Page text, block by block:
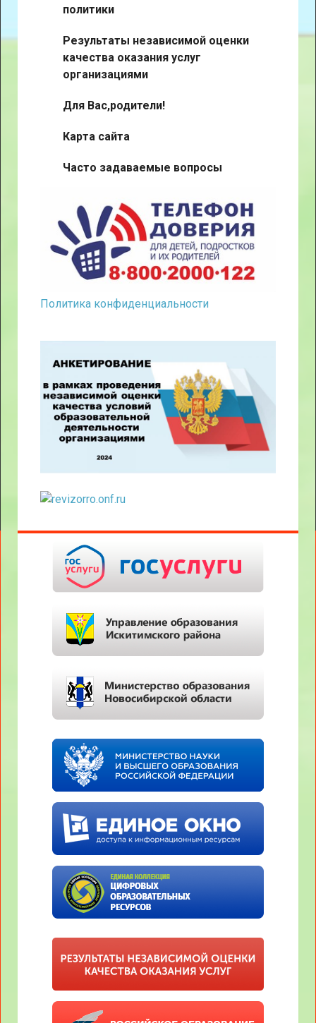
политики
Результаты независимой оценки
качества оказания услуг
организациями
Для Вас,родители!
Карта сайта
Часто задаваемые вопросы
Политика конфиденциальности